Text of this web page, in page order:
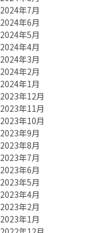
2024年7月
2024年6月
2024年5月
2024年4月
2024年3月
2024年2月
2024年1月
2023年12月
2023年11月
2023年10月
2023年9月
2023年8月
2023年7月
2023年6月
2023年5月
2023年4月
2023年2月
2023年1月